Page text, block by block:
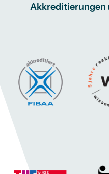
Akkreditierungen